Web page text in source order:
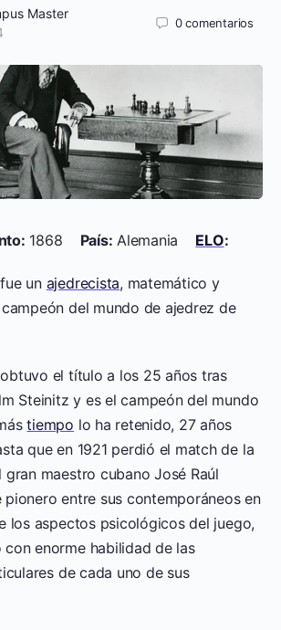
Master
0comentarios
1868 País: Alemania ELO:
un ajedrecista, matemático y
del mundo de ajedrez de
el título a los 25 años tras
Steinitz y es el campeón del mundo
tiempo lo ha retenido, 27 años
que en 1921 perdió el match de la
gran maestro cubano José Raúl
pionero entre sus contemporáneos en
los aspectos psicológicos del juego,
enorme habilidad de las
de cada uno de sus